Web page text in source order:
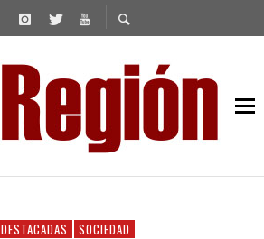
DESTACADAS SOCIEDAD